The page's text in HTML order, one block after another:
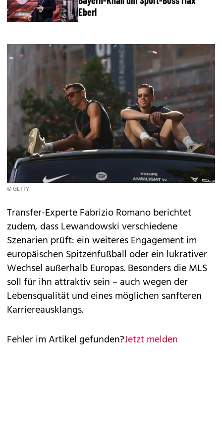
Eberl
© GETTY
Transfer-Experte Fabrizio Romano berichtet
zudem, dass Lewandowski verschiedene
Szenarien prüft: ein weiteres Engagement im
europäischen Spitzenfußball oder ein lukrativer
Wechsel außerhalb Europas. Besonders die MLS
soll für ihn attraktiv sein – auch wegen der
Lebensqualität und eines möglichen sanfteren
Karriereausklangs.
Fehler im Artikel gefunden?Jetzt melden